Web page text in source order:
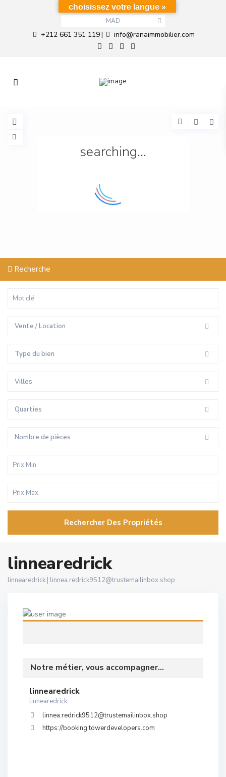
MAD
+212 661 351 119| info@ranaimmobilier.com
searching...
Recherche
Vente / Location
Type du bien
Villes
Quarties
Nombre de pièces
Rechercher Des Propriétés
linnearedrick
linnearedrick | linnea.redrick9512@trustemailinbox.shop
Notre métier, vous accompagner...
linnearedrick
linnearedrick
linnea.redrick9512@trustemailinbox.shop
https://booking.towerdevelopers.com
choisissez votre langue »